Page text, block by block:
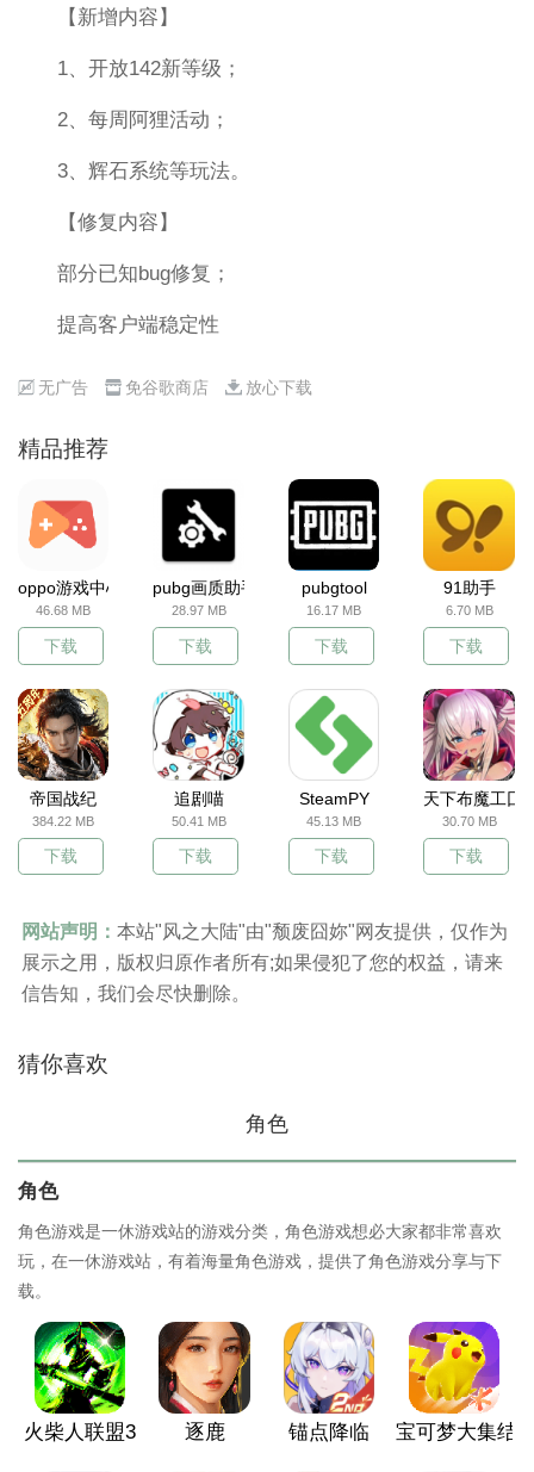
【新增内容】
1、开放142新等级；
2、每周阿狸活动；
3、辉石系统等玩法。
【修复内容】
部分已知bug修复；
提高客户端稳定性
无广告 免谷歌商店 放心下载
精品推荐
oppo游戏中心
46.68 MB
下载
pubg画质助手
28.97 MB
下载
pubgtool
16.17 MB
下载
91助手
6.70 MB
下载
帝国战纪
384.22 MB
下载
追剧喵
50.41 MB
下载
SteamPY
45.13 MB
下载
天下布魔工囗
30.70 MB
下载
网站声明： 本站"风之大陆"由"颓废囧妳"网友提供，仅作为
展示之用，版权归原作者所有;如果侵犯了您的权益，请来
信告知，我们会尽快删除。
猜你喜欢
角色
角色
角色游戏是一休游戏站的游戏分类，角色游戏想必大家都非常喜欢
玩，在一休游戏站，有着海量角色游戏，提供了角色游戏分享与下
载。
火柴人联盟3 逐鹿 锚点降临 宝可梦大集结